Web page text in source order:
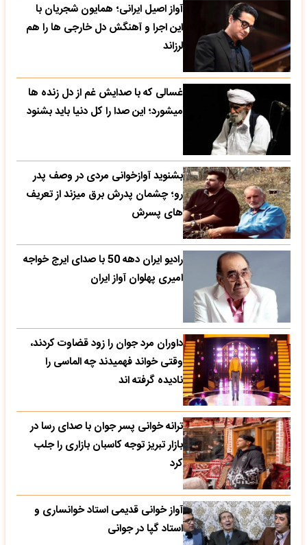
آواز اصیل ایرانی؛ همایون شجریان با
این اجرا و آهنگش دل خارجی ها را هم
لرزاند
غسالی که با صدایش غم از دل زنده ها
میشورد؛ این صدا را کل دنیا باید بشنود
بشنوید آوازخوانی مردی در وصف پدر
رو؛ چشمان پدرش برق میزند از تعریف
های پسرش
رادیو ایران دهه 50 با صدای ایرج خواجه
امیری پهلوان آواز ایران
داوران مرد جوان را زود قضاوت کردند،
وقتی خواند فهمیدند چه الماسی را
نادیده گرفته اند
ترانه خوانی پسر جوان با صدای رسا در
بازار تبریز توجه کاسبان بازاری را جلب
کرد
آواز خوانی قدیمی استاد خوانساری و
استاد گپا در جوانی